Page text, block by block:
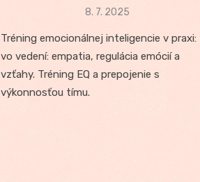
Posted
8. 7. 2025
Tréning emocionálnej inteligencie v praxi:
vo vedení: empatia, regulácia emócií a
vzťahy. Tréning EQ a prepojenie s
výkonnosťou tímu.